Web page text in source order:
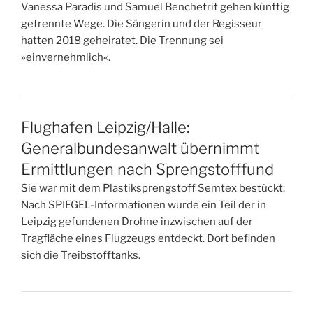
Vanessa Paradis und Samuel Benchetrit gehen künftig
getrennte Wege. Die Sängerin und der Regisseur
hatten 2018 geheiratet. Die Trennung sei
»einvernehmlich«.
Flughafen Leipzig/Halle:
Generalbundesanwalt übernimmt
Ermittlungen nach Sprengstofffund
Sie war mit dem Plastiksprengstoff Semtex bestückt:
Nach SPIEGEL-Informationen wurde ein Teil der in
Leipzig gefundenen Drohne inzwischen auf der
Tragfläche eines Flugzeugs entdeckt. Dort befinden
sich die Treibstofftanks.